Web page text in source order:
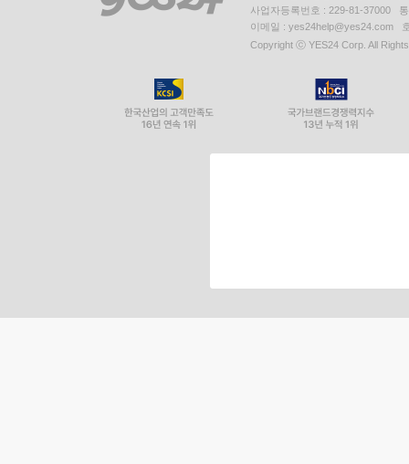
사업자등록번호 : 229-81-37000
이메일 : yes24help@yes24.com
Copyright ⓒ YES24 Corp. All